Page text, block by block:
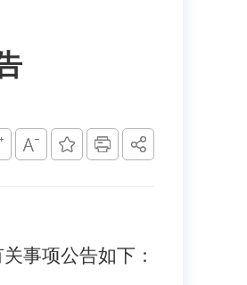
事项公告如下：